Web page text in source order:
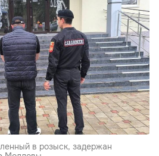
в розыск, задержан